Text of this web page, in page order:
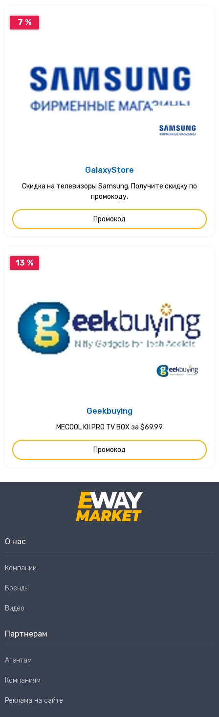
7 %
GalaxyStore
Скидка на телевизоры Samsung. Получите скидку по
промокоду.
Промокод
13 %
Geekbuying
MECOOL KII PRO TV BOX за $69.99
Промокод
О нас
Компании
Бренды
Видео
Партнерам
Агентам
Компаниям
Реклама на сайте